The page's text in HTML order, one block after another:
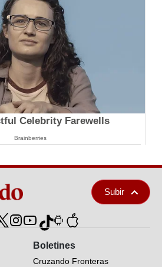
Celebrity Farewells
Brainberries
Subir
Boletines
Cruzando Fronteras